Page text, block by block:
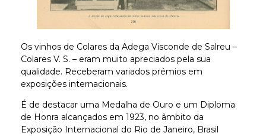
Os vinhos de Colares da Adega Visconde de Salreu –
Colares V. S. – eram muito apreciados pela sua
qualidade. Receberam variados prémios em
exposições internacionais.
É de destacar uma Medalha de Ouro e um Diploma
de Honra alcançados em 1923, no âmbito da
Exposição Internacional do Rio de Janeiro, Brasil